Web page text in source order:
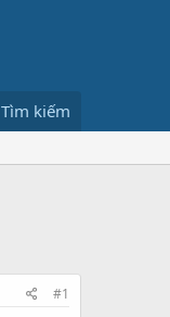
Tìm kiếm
#1